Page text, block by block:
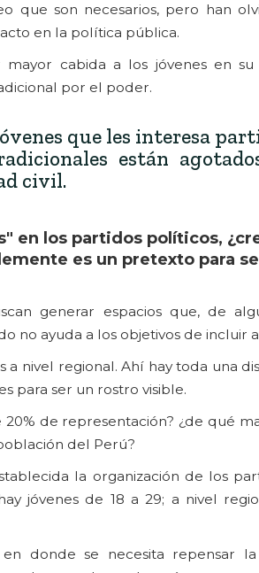
que son necesarios, pero han
en la política pública.
mayor cabida a los jóvenes en
por el poder.
que les interesa
están
civil.
en los partidos políticos,
es un pretexto para
generar espacios que, de
no ayuda a los objetivos de incluir
a nivel regional. Ahí hay toda una
para ser un rostro visible.
de representación? ¿de qué
del Perú?
la organización de los
jóvenes de 18 a 29; a nivel
donde se necesita repensar